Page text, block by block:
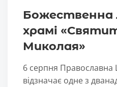
Божественна
храмі
Миколая»
6 серпня Православна
відзначає одне з